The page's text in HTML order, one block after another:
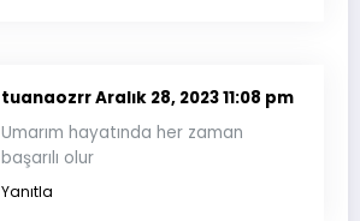
tuanaozrrAralık 28, 2023 11:08 pm
Umarım hayatında her zaman
başarılı olur
Yanıtla